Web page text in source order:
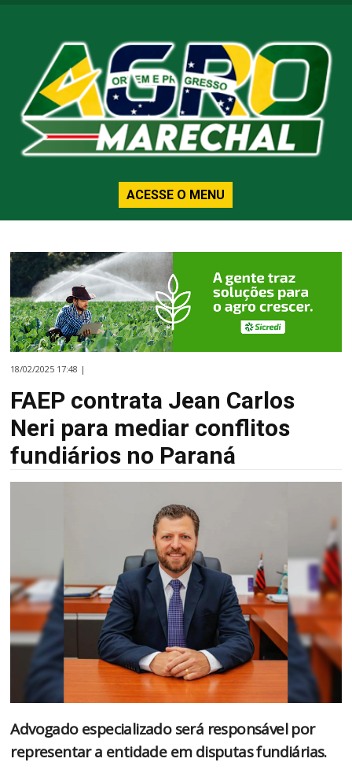
ACESSE O MENU
18/02/2025 17:48 |
FAEP contrata Jean Carlos
Neri para mediar conflitos
fundiários no Paraná
Advogado especializado será responsável por
representar a entidade em disputas fundiárias.